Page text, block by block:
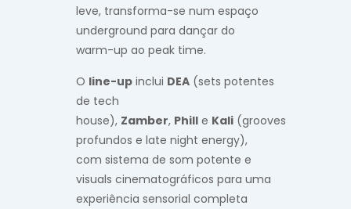
leve, transforma-se num espaço
underground para dançar do
warm-up ao peak time.
O line-up inclui DEA (sets potentes
de tech
house), Zamber, Phill e Kali (grooves
profundos e late night energy),
com sistema de som potente e
visuals cinematográficos para uma
experiência sensorial completa